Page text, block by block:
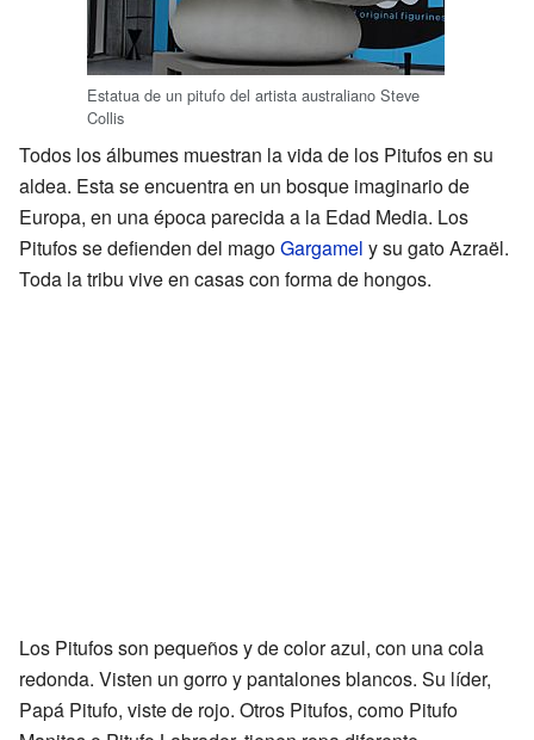
Estatua de un pitufo del artista australiano Steve
Collis
Todos los álbumes muestran la vida de los Pitufos en su
aldea. Esta se encuentra en un bosque imaginario de
Europa, en una época parecida a la Edad Media. Los
Pitufos se defienden del magoGargamel y su gato Azraël.
Toda la tribu vive en casas con forma de hongos.
Los Pitufos son pequeños y de color azul, con una cola
redonda. Visten un gorro y pantalones blancos. Su líder,
Papá Pitufo, viste de rojo. Otros Pitufos, como Pitufo